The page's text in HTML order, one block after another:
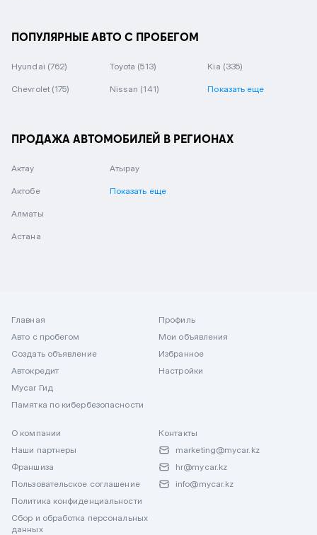
ПОПУЛЯРНЫЕ АВТО С ПРОБЕГОМ
Hyundai (762) Toyota (513) Kia (335)
Chevrolet (175) Nissan (141) Показать еще
ПРОДАЖА АВТОМОБИЛЕЙ В РЕГИОНАХ
Актау
Актобе
Алматы
Астана
Атырау
Показать еще
Главная
Авто с пробегом
Создать объявление
Автокредит
Mycar Гид
Памятка по кибербезопасности
Профиль
Мои объявления
Избранное
Настройки
О компании
Наши партнеры
Франшиза
Пользовательское соглашение
Политика конфиденциальности
Сбор и обработка персональных
данных
Контакты
marketing@mycar.kz
hr@mycar.kz
info@mycar.kz